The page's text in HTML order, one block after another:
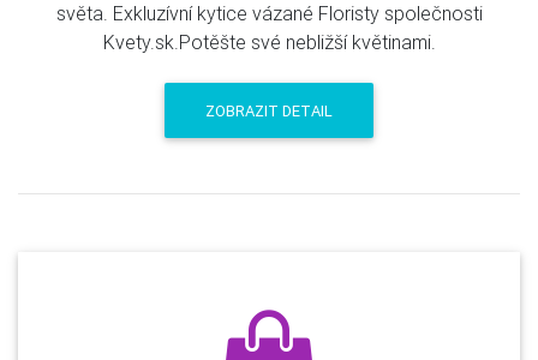
světa. Exkluzívní kytice vázané Floristy společnosti
Kvety.sk.Potěšte své nebližší květinami.
ZOBRAZIT DETAIL